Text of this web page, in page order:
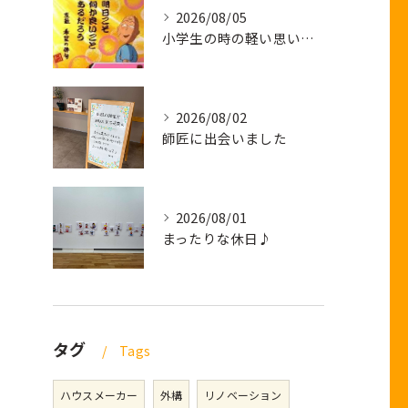
2026/08/05
小学生の時の軽い思い出話し
2026/08/02
師匠に出会いました
2026/08/01
まったりな休日♪
タグ Tags
ハウスメーカー 外構 リノベーション